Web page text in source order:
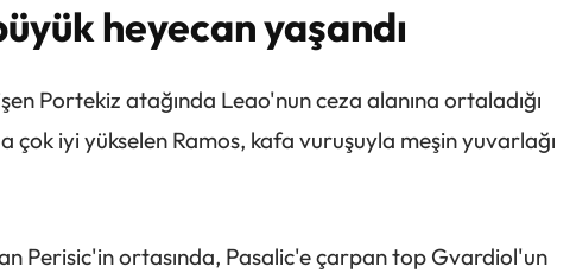
heyecan yaşandı
Portekiz atağında Leao'nun ceza alanına ortaladığı
çok iyi yükselen Ramos, kafa vuruşuyla meşin yuvarlağı
Perisic'in ortasında, Pasalic'e çarpan top Gvardiol'un